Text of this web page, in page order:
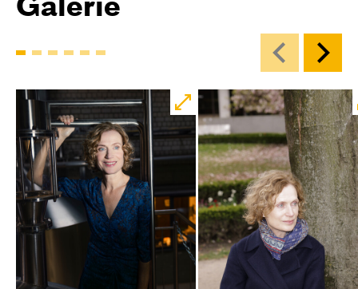
Galerie